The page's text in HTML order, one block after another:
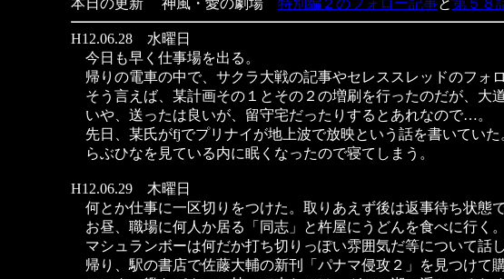
本日の更新 神風・愛の劇場 特別編２のフォロー記事と第５８
H12.06.28 水曜日
今日も早く仕事場を出る。
帰りの電車の中で、サクラ大戦の記事やセレススレッドのフォ
そう言えば、某計画その１とその２の増刷を行ったのだが、大
いや、送ったは良いが、留守宅だったりするとあれなので…。
先日、某氏がfjでプリナイが地上波で放映という話を書いていた
らぶひなを見ている内に眠くなったので寝てしまう。
H12.06.29 木曜日
何とか仕事に一区切りをつけた。取りあえず後は返事待ち状態
お昼、職場に何人か居る「同志」と杵屋にうどんを食べに行く。
マシュランボーは何だか打ち切りっぽい雰囲気だ等について話し
帰り、駅の書店で佐藤大輔の新刊「パナマ侵攻２」を見つけて